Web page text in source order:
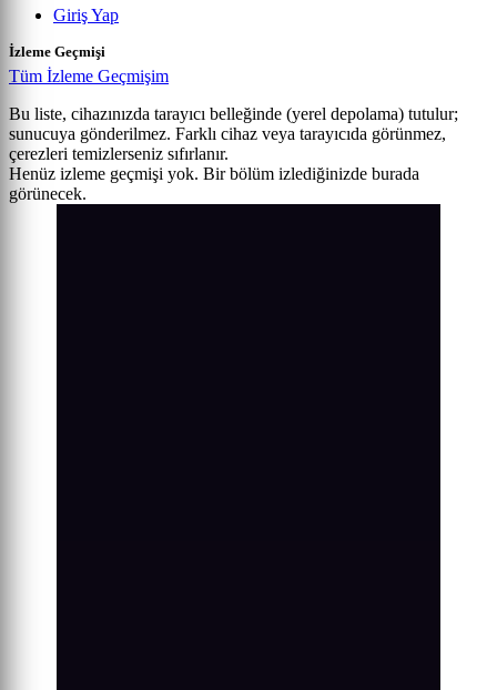
Giriş Yap
İzleme Geçmişi
Tüm İzleme Geçmişim
Bu liste, cihazınızda tarayıcı belleğinde (yerel depolama) tutulur;
sunucuya gönderilmez. Farklı cihaz veya tarayıcıda görünmez,
çerezleri temizlerseniz sıfırlanır.
Henüz izleme geçmişi yok. Bir bölüm izlediğinizde burada
görünecek.